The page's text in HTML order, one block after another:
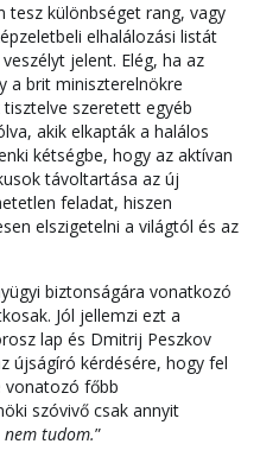
tesz különbséget rang, vagy
elhalálozási listát
jelent. Elég, ha az
a brit miniszterelnökre
szeretett egyéb
akik elkapták a halálos
kétségbe, hogy az aktívan
távoltartása az új
feladat, hiszen
elszigetelni a világtól és az
biztonságára vonatkozó
Jól jellemzi ezt a
lap és Dmitrij Peszkov
újságíró kérdésére, hogy fel
vonatozó főbb
szóvivő csak annyit
nem tudom.”